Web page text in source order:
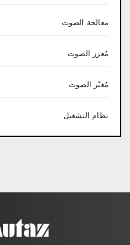
معالجة الصوت
مُعزز الصوت
مُغيّر الصوت
نظام التشغيل